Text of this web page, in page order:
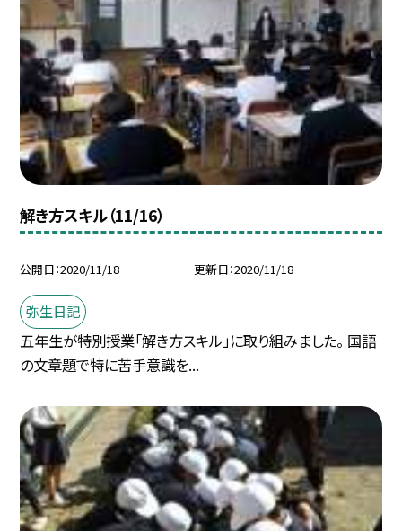
解き方スキル（11/16）
公開日 2020/11/18 更新日 2020/11/18
弥生日記
五年生が特別授業「解き方スキル」に取り組みました。 国語
の文章題で特に苦手意識を...